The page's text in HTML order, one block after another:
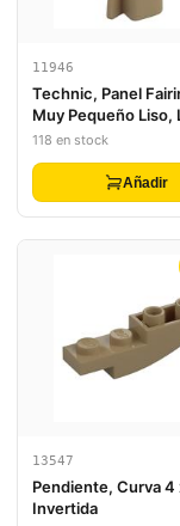
11946
Technic, Panel
Muy Pequeño Liso,
118 en stock
Añadir
13547
Pendiente, Curva 4
Invertida